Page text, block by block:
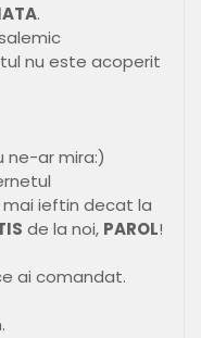
.
nu este acoperit
ne-ar mira:)
mai ieftin decat la
de la noi, PAROL!
ai comandat.